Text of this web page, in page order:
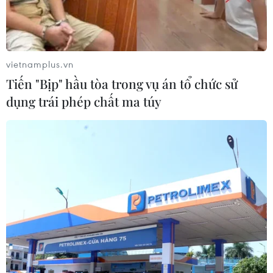
ban đầu.
Công ty nghiên cứu AgResource có trụ sở tại
Chicago dự đoán sẽ có mưa ở Argentina vào
tuần tới, điều này đã tác động đến giá cả.
Cơ quan Thống kê Canada sẽ công bố Báo cáo
Dự trữ Ngũ cốc ngày 31/12 vào ngày 8/2 tới.
Brazil đã bán 3-4 lô đậu nành cho Argentina,
điều này sẽ giúp thúc đẩy nguồn cung sản phẩm
đậu nành của Argentina trong tháng 3/2024.
Theo dự báo thời tiết, ở miền Trung và miền
Nam Brazil thời tiết sẽ khô hơn, nhưng ở các
vùng trồng trọt ở miền Nam Argentina sẽ ẩm
ướt hơn.
vietnamplus.vn
Tiến "Bịp" hầu tòa trong vụ án tổ chức sử
dụng trái phép chất ma túy